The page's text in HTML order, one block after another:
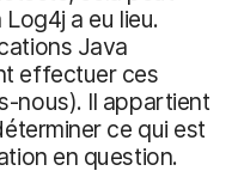
a eu lieu.
Java
effectuer ces
nous). Il appartient
ce qui est
en question.